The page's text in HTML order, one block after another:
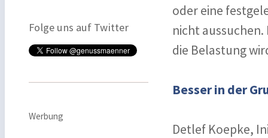
Folge uns auf Twitter
Werbung
oder eine
nicht
die Belastung
Besser in der
Detlef Koepke,